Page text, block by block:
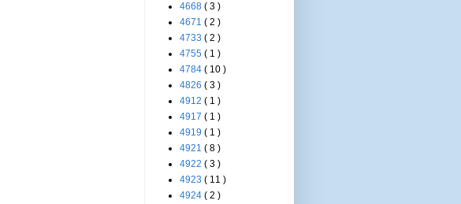
4668 ( 3 )
4671 ( 2 )
4733 ( 2 )
4755 ( 1 )
4784 ( 10 )
4826 ( 3 )
4912 ( 1 )
4917 ( 1 )
4919 ( 1 )
4921 ( 8 )
4922 ( 3 )
4923 ( 11 )
4924 ( 2 )